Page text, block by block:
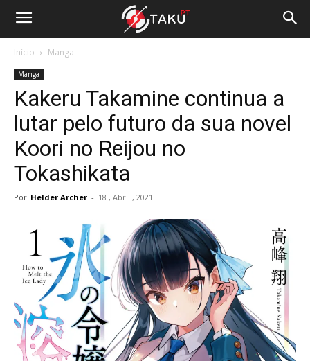
Início Manga
Manga
Kakeru Takamine continua a
lutar pelo futuro da sua novel
Koori no Reijou no
Tokashikata
Por Helder Archer - 18 , Abril , 2021